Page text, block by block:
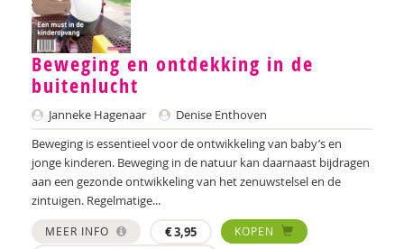
Jan De Mets
Vicky Dellas
A. van Dinther-Erkens
Angela van Dinther-Erkens
Nanne van Doorn
Wieteke van Dort
Lonneke van Elburg
Beweging en ontdekking in de
buitenlucht
Janneke Hagenaar
Denise Enthoven
Beweging is essentieel voor de ontwikkeling van baby’s en
jonge kinderen. Beweging in de natuur kan daarnaast bijdragen
aan een gezonde ontwikkeling van het zenuwstelsel en de
zintuigen. Regelmatige...
MEER INFO €3,95
KOPEN